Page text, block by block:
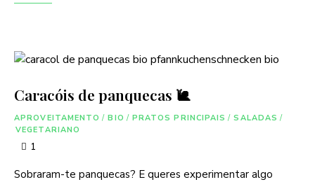
Caracóis de panquecas 🐌
APROVEITAMENTO / BIO / PRATOS PRINCIPAIS / SALADAS /
VEGETARIANO
1
Sobraram-te panquecas? E queres experimentar algo